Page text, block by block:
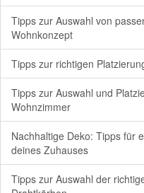
Tipps zur Auswahl von
Wohnkonzept
Tipps zur richtigen
Tipps zur Auswahl und
Wohnzimmer
Nachhaltige Deko: Tipps für
deines Zuhauses
Tipps zur Auswahl der